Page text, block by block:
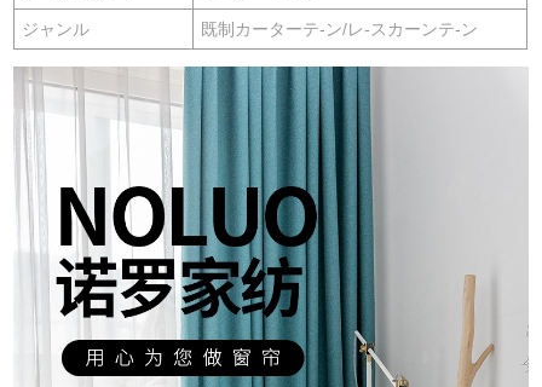
ジャンル 既制カーターテ-ン/レ-スカーンテ-ン